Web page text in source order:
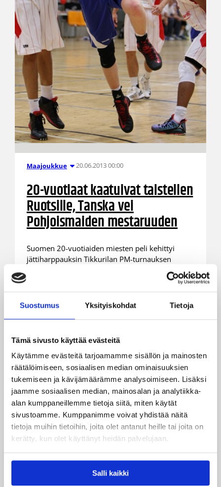
Suostumus Yksityiskohdat Tietoja
Tämä sivusto käyttää evästeitä
Käytämme evästeitä tarjoamamme sisällön ja mainosten
räätälöimiseen, sosiaalisen median ominaisuuksien
tukemiseen ja kävijämäärämme analysoimiseen. Lisäksi
jaamme sosiaalisen median, mainosalan ja analytiikka-
alan kumppaneillemme tietoja siitä, miten käytät
sivustoamme. Kumppanimme voivat yhdistää näitä
tietoja muihin tietoihin, joita olet antanut heille tai joita on
kerätty, kun olet käyttänyt heidän palvelujaan.
Salli kaikki
Maajoukkue 20.06.2013 00:00
20-vuotiaat kaatuivat taistellen
Ruotsille, Tanska vei
Pohjoismaiden mestaruuden
Suomen 20-vuotiaiden miesten peli kehittyi
jättiharppauksin Tikkurilan PM-turnauksen
aikana, mutta pirteästä pelistään huolimatta
päätösottelussaan Ruotsille pistein 81–82 (42–
36). Lopulta ottelun ratkaisi Ruotsin Tobias Borg,
voittanut Tanska.